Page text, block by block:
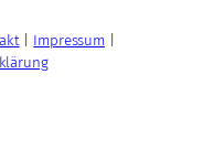
| Impressum